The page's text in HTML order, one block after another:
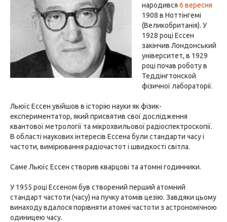
народився 6 вересня
1908 в Ноттінгемі
(Великобританія). У
1928 році Ессен
закінчив Лондонський
університет, в 1929
році почав роботу в
Теддінгтонской
фізичної лабораторії.
Льюїс Ессен увійшов в історію науки як фізик-
експериментатор, який присвятив свої дослідження
квантової метрології та мікрохвильової радіоспектроскопії.
В області наукових інтересів Ессена були стандарти часу і
частоти, вимірювання радіочастот і швидкості світла.
Саме Льюїс Ессен створив кварцові та атомні годинники.
У 1955 році Ессеном був створений перший атомний
стандарт частоти (часу) на пучку атомів цезію. Завдяки цьому
винаходу вдалося порівняти атомні частоти з астрономічною
одиницею часу.